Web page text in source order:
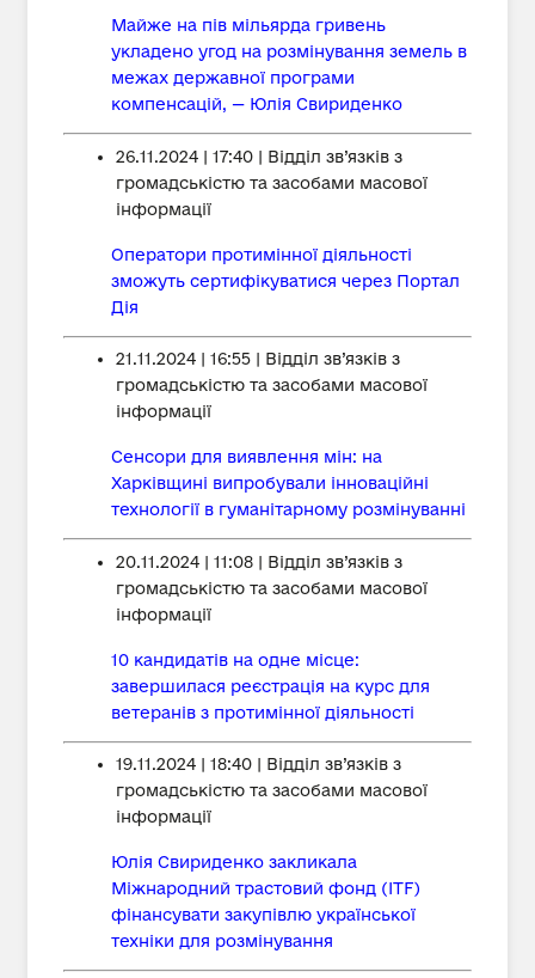
Майже на пів мільярда гривень
укладено угод на розмінування земель в
межах державної програми
компенсацій, — Юлія Свириденко
26.11.2024 | 17:40 | Відділ зв’язків з
громадськістю та засобами масової
інформації
Оператори протимінної діяльності
зможуть сертифікуватися через Портал
Дія
21.11.2024 | 16:55 | Відділ зв’язків з
громадськістю та засобами масової
інформації
Сенсори для виявлення мін: на
Харківщині випробували інноваційні
технології в гуманітарному розмінуванні
20.11.2024 | 11:08 | Відділ зв’язків з
громадськістю та засобами масової
інформації
10 кандидатів на одне місце:
завершилася реєстрація на курс для
ветеранів з протимінної діяльності
19.11.2024 | 18:40 | Відділ зв’язків з
громадськістю та засобами масової
інформації
Юлія Свириденко закликала
Міжнародний трастовий фонд (ITF)
фінансувати закупівлю української
техніки для розмінування